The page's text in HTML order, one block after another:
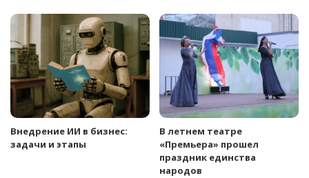
Внедрение ИИ в бизнес:
задачи и этапы
В летнем театре
«Премьера» прошел
праздник единства
народов